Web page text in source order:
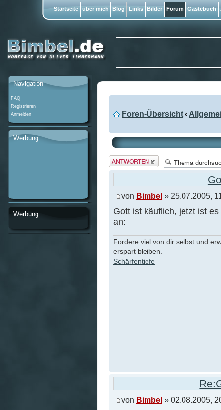
Foren-Übersicht ‹
Antwort
erstellen
von Bimbel » 25.07.2005,
Gott ist käuflich, jetzt ist
an:
Fordere viel von dir selbst und
erspart bleiben.
Schärfentiefe
von Bimbel » 02.08.2005,
Navigation
FAQ
Registrieren
Anmelden
Werbung
Werbung
Startseite über mich Blog Links Bilder Forum Gästebuch